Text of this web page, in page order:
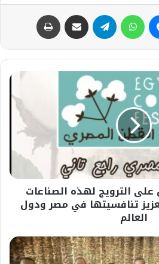
ماسنجر واتساب تيلقرام مشاركة عبر البريد
الترويج لهذه الصناعات
تنافسيتها في مصر ودول
العالم